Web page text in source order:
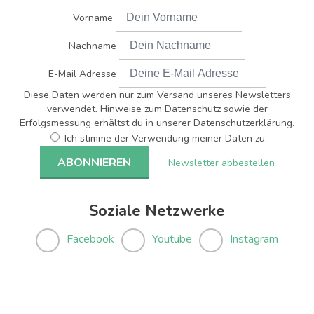
Vorname
Nachname
E-Mail Adresse
Diese Daten werden nur zum Versand unseres Newsletters
verwendet. Hinweise zum Datenschutz sowie der
Erfolgsmessung erhältst du in unserer Datenschutzerklärung.
Ich stimme der Verwendung meiner Daten zu.
Newsletter abbestellen
Soziale Netzwerke
Facebook Youtube Instagram